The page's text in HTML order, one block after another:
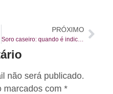
PRÓXIMO
não será publicado.
marcados com *